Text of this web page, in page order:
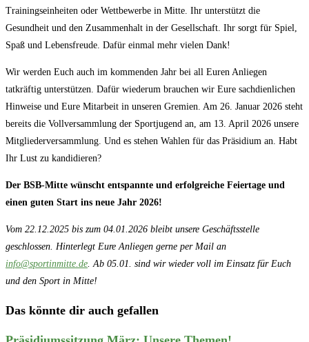
Trainingseinheiten oder Wettbewerbe in Mitte. Ihr unterstützt die
Gesundheit und den Zusammenhalt in der Gesellschaft. Ihr sorgt für Spiel,
Spaß und Lebensfreude. Dafür einmal mehr vielen Dank!
Wir werden Euch auch im kommenden Jahr bei all Euren Anliegen
tatkräftig unterstützen. Dafür wiederum brauchen wir Eure sachdienlichen
Hinweise und Eure Mitarbeit in unseren Gremien. Am 26. Januar 2026 steht
bereits die Vollversammlung der Sportjugend an, am 13. April 2026 unsere
Mitgliederversammlung. Und es stehen Wahlen für das Präsidium an. Habt
Ihr Lust zu kandidieren?
Der BSB-Mitte wünscht entspannte und erfolgreiche Feiertage und
einen guten Start ins neue Jahr 2026!
Vom 22.12.2025 bis zum 04.01.2026 bleibt unsere Geschäftsstelle
geschlossen. Hinterlegt Eure Anliegen gerne per Mail an
info@sportinmitte.de. Ab 05.01. sind wir wieder voll im Einsatz für Euch
und den Sport in Mitte!
Das könnte dir auch gefallen